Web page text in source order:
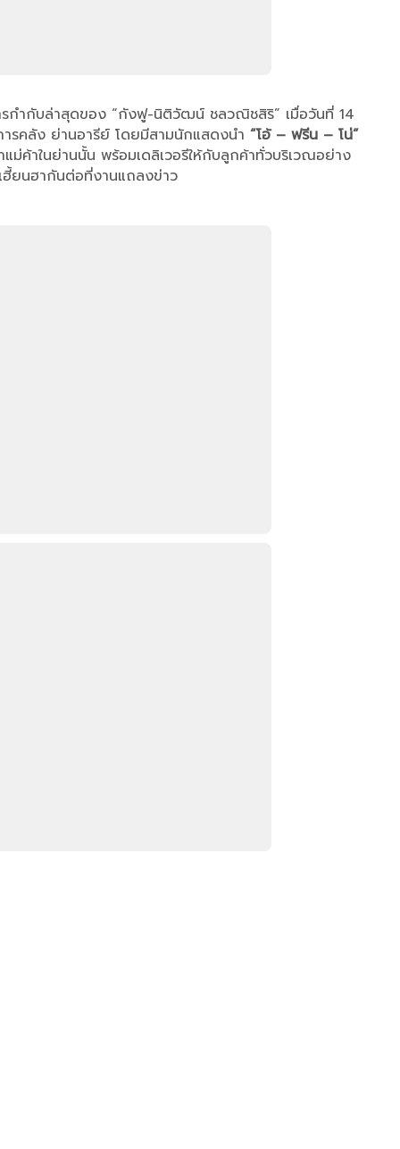
ารกำกับล่าสุดของ “กังฟู-นิติวัฒน์ ชลวณิชสิริ” เมื่อวันที่ 14
รคลัง ย่านอารีย์ โดยมีสามนักแสดงนำ “โอ้ – ฟรีน – โน่”
ม่ค้าในย่านนั้น พร้อมเดลิเวอรีให้กับลูกค้าทั่วบริเวณอย่าง
ฮี้ยนฮากันต่อที่งานแถลงข่าว